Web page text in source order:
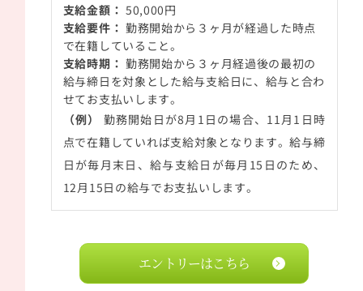
支給金額： 50,000円
支給要件： 勤務開始から３ヶ月が経過した時点
で在籍していること。
支給時期： 勤務開始から３ヶ月経過後の最初の
給与締日を対象とした給与支給日に、給与と合わ
せてお支払いします。
（例）
勤務開始日が8月 1 日の場合、 11月 1 日時
点で在籍していれば支給対象となります。給与締
日が毎月末日、給与支給日が毎月 15 日のため、
12月 15日の給与でお支払いします。
エントリーはこちら